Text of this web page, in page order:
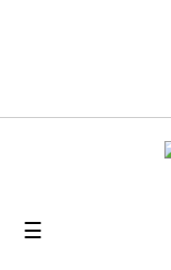
Toggle
☰